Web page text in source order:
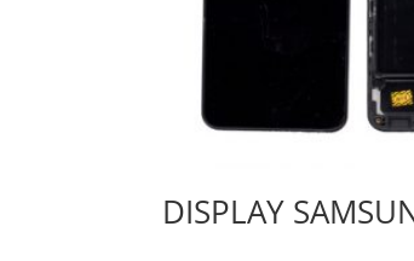
DISPLAY